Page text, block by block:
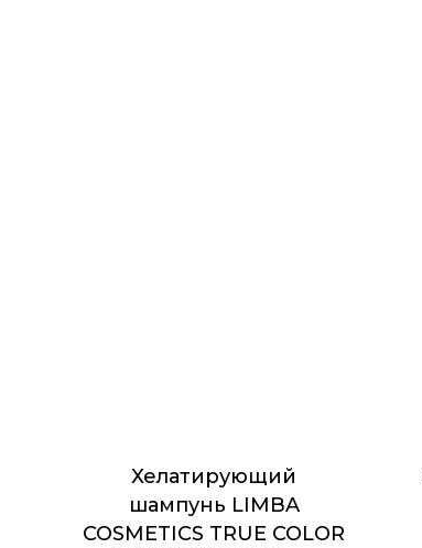
Хелатирующий
шампунь LIMBA
COSMETICS TRUE COLOR